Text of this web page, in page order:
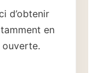
d’obtenir
en
ouverte.